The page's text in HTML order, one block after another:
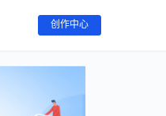
创作中心